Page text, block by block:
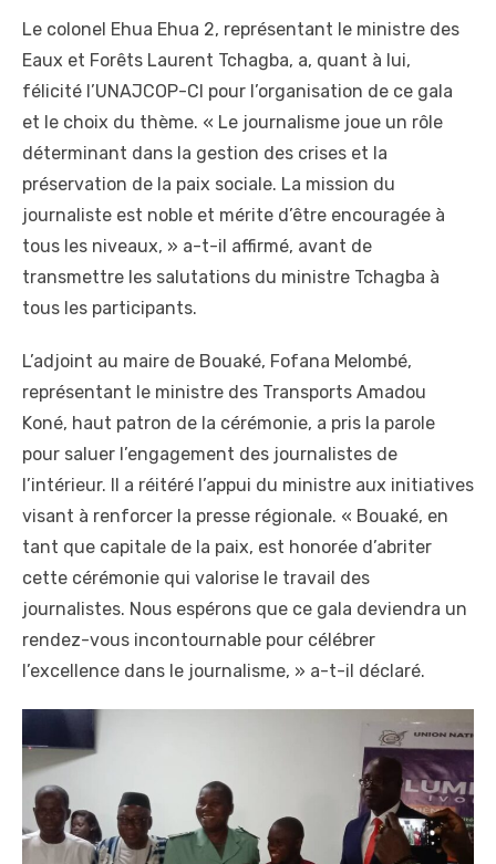
Le colonel Ehua Ehua 2, représentant le ministre des
Eaux et Forêts Laurent Tchagba, a, quant à lui,
félicité l’UNAJCOP-CI pour l’organisation de ce gala
et le choix du thème. « Le journalisme joue un rôle
déterminant dans la gestion des crises et la
préservation de la paix sociale. La mission du
journaliste est noble et mérite d’être encouragée à
tous les niveaux, » a-t-il affirmé, avant de
transmettre les salutations du ministre Tchagba à
tous les participants.
L’adjoint au maire de Bouaké, Fofana Melombé,
représentant le ministre des Transports Amadou
Koné, haut patron de la cérémonie, a pris la parole
pour saluer l’engagement des journalistes de
l’intérieur. Il a réitéré l’appui du ministre aux initiatives
visant à renforcer la presse régionale. « Bouaké, en
tant que capitale de la paix, est honorée d’abriter
cette cérémonie qui valorise le travail des
journalistes. Nous espérons que ce gala deviendra un
rendez-vous incontournable pour célébrer
l’excellence dans le journalisme, » a-t-il déclaré.